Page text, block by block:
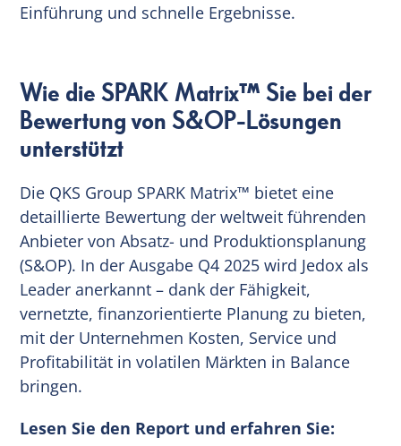
Einführung und schnelle Ergebnisse.
Wie die SPARK Matrix™ Sie bei der
Bewertung von S&OP-Lösungen
unterstützt
Die QKS Group SPARK Matrix™ bietet eine
detaillierte Bewertung der weltweit führenden
Anbieter von Absatz- und Produktionsplanung
(S&OP). In der Ausgabe Q4 2025 wird Jedox als
Leader anerkannt – dank der Fähigkeit,
vernetzte, finanzorientierte Planung zu bieten,
mit der Unternehmen Kosten, Service und
Profitabilität in volatilen Märkten in Balance
bringen.
Lesen Sie den Report und erfahren Sie: